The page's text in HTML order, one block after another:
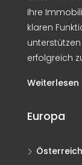
Ihre
klaren
erfolgreich
Weiterlesen
Europa
Österreich